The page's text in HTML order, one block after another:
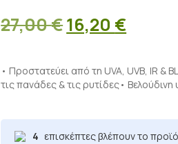
27,00€Original
was:
27,00 €.
16,20 €Η
τιμή
είναι:
16,20
• Προστατεύει από τη UVA, UVB, IR &
τις πανάδες & τις ρυτίδες• Βελούδινη
4 επισκέπτες βλέπουν το